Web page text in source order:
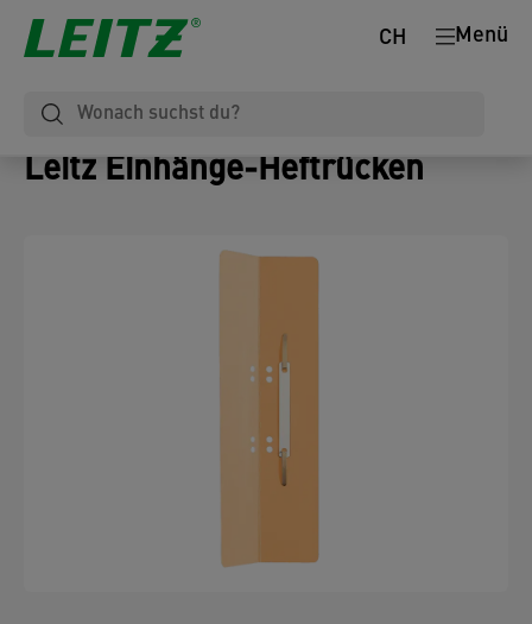
Menü
CH
Leitz Einhänge-Heftrücken